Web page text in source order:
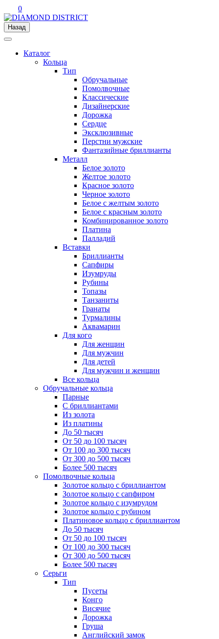
0
Назад
Каталог
Кольца
Тип
Обручальные
Помолвочные
Классические
Дизайнерские
Дорожка
Сердце
Эксклюзивные
Перстни мужские
Фантазийные бриллианты
Металл
Белое золото
Желтое золото
Красное золото
Черное золото
Белое с желтым золото
Белое с красным золото
Комбинированное золото
Платина
Палладий
Вставки
Бриллианты
Сапфиры
Изумруды
Рубины
Топазы
Танзаниты
Гранаты
Турмалины
Аквамарин
Для кого
Для женщин
Для мужчин
Для детей
Для мужчин и женщин
Все кольца
Обручальные кольца
Парные
С бриллиантами
Из золота
Из платины
До 50 тысяч
От 50 до 100 тысяч
От 100 до 300 тысяч
От 300 до 500 тысяч
Более 500 тысяч
Помолвочные кольца
Золотое кольцо с бриллиантом
Золотое кольцо с сапфиром
Золотое кольцо с изумрудом
Золотое кольцо с рубином
Платиновое кольцо с бриллиантом
До 50 тысяч
От 50 до 100 тысяч
От 100 до 300 тысяч
От 300 до 500 тысяч
Более 500 тысяч
Серьги
Тип
Пусеты
Конго
Висячие
Дорожка
Груша
Английский замок